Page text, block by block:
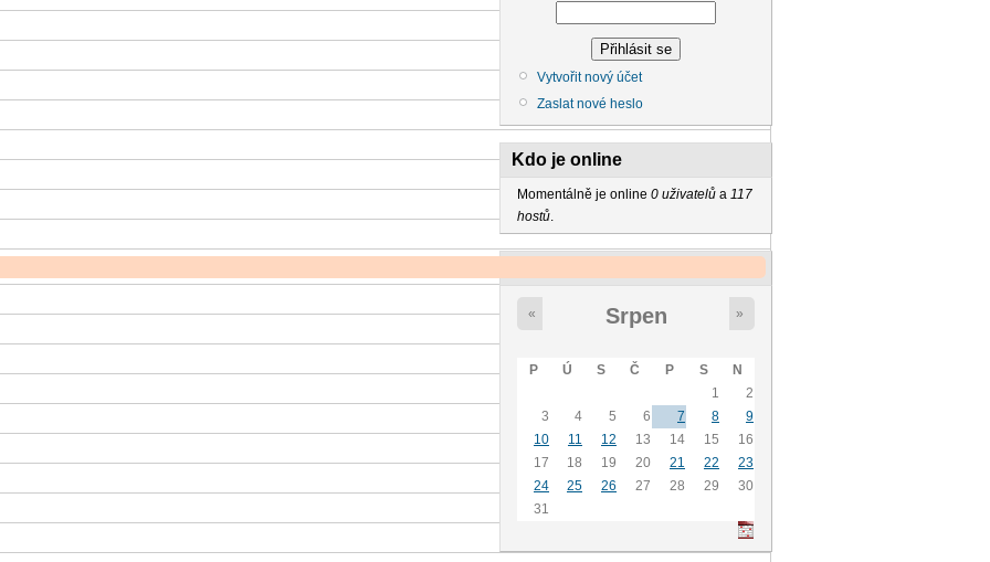
Vytvořit nový účet
Zaslat nové heslo
Kdo je online
Momentálně je online 0 uživatelů a 117
hostů.
« Srpen »
P Ú S Č P S
N
1
2
3
4 5 6 7 8
9
10
11 12 13 14 15
16
17
18 19 20 21 22
23
24
25 26 27 28 29
30
31